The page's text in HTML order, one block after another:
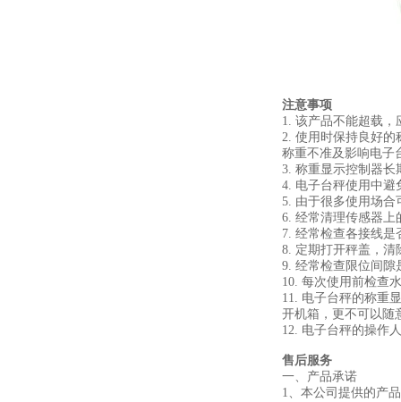
注意事项
1. 该产品不能超载
2. 使用时保持良好的
称重不准及影响电子
3. 称重显示控制器长
4. 电子台秤使用中避
5. 由于很多使用场合
6. 经常清理传感器上
7. 经常检查各接线
8. 定期打开秤盖，清
9. 经常检查限位间隙
10. 每次使用前检查
11. 电子台秤的称重
开机箱，更不可以随
12. 电子台秤的操作
售后服务
一、产品承诺
1、本公司提供的产